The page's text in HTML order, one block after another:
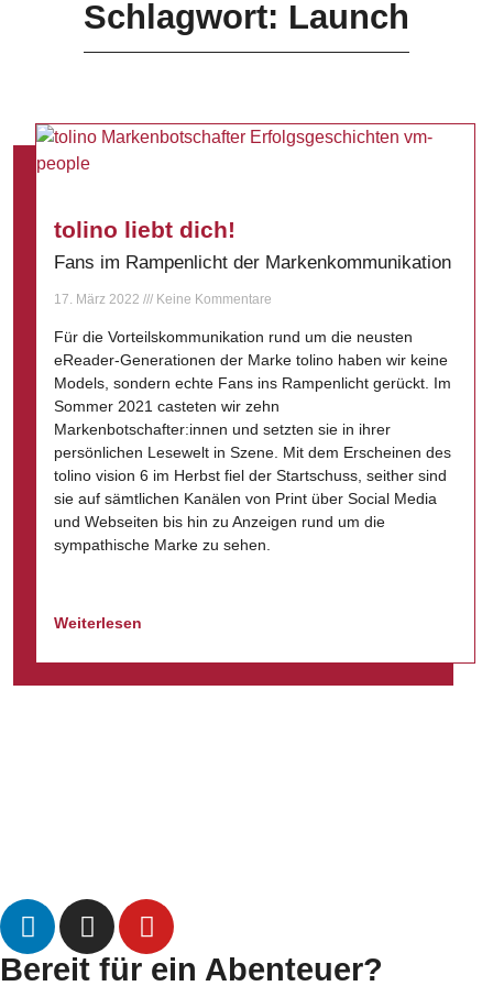
Schlagwort: Launch
tolino liebt dich!
Fans im Rampenlicht der Markenkommunikation
17. März 2022 Keine Kommentare
Für die Vorteilskommunikation rund um die neusten
eReader-Generationen der Marke tolino haben wir keine
Models, sondern echte Fans ins Rampenlicht gerückt. Im
Sommer 2021 casteten wir zehn
Markenbotschafter:innen und setzten sie in ihrer
persönlichen Lesewelt in Szene. Mit dem Erscheinen des
tolino vision 6 im Herbst fiel der Startschuss, seither sind
sie auf sämtlichen Kanälen von Print über Social Media
und Webseiten bis hin zu Anzeigen rund um die
sympathische Marke zu sehen.
Weiterlesen
Bereit für ein Abenteuer?